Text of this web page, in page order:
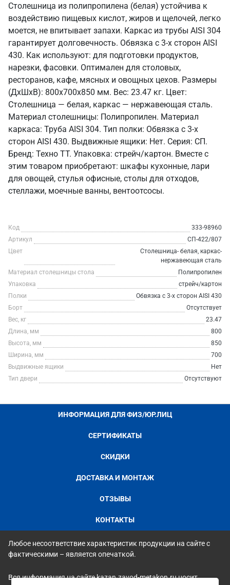
Столешница из полипропилена (белая) устойчива к
воздействию пищевых кислот, жиров и щелочей, легко
моется, не впитывает запахи. Каркас из трубы AISI 304
гарантирует долговечность. Обвязка с 3-х сторон AISI
430. Как используют: для подготовки продуктов,
нарезки, фасовки. Оптимален для столовых,
ресторанов, кафе, мясных и овощных цехов. Размеры
(ДхШхВ): 800x700x850 мм. Вес: 23.47 кг. Цвет:
Столешница — белая, каркас — нержавеющая сталь.
Материал столешницы: Полипропилен. Материал
каркаса: Труба AISI 304. Тип полки: Обвязка с 3-х
сторон AISI 430. Выдвижные ящики: Нет. Серия: СП.
Бренд: Техно ТТ. Упаковка: стрейч/картон. Вместе с
этим товаром приобретают: шкафы кухонные, лари
для овощей, стулья офисные, столы для отходов,
стеллажи, моечные ванны, вентоотсосы.
Код
333-98960
Артикул
СП-422/807
Цвет
Столешница- белая, каркас-
нержавеющая сталь
Материал столешницы стола
Полипропилен
Упаковка
стрейч/картон
Полки
Обвязка с 3-х сторон AISI 430
Борт
Отсутствует
Вес, кг
23.47
Длина, мм
800
Высота, мм
850
Ширина, мм
700
Выдвижные ящики
Нет
Тип двери
Отсутствуют
ИНФОРМАЦИЯ ДЛЯ ФИЗ/ЮР.ЛИЦ
СЕРТИФИКАТЫ
СКИДКИ
ДОСТАВКА И МОНТАЖ
ОТЗЫВЫ
КОНТАКТЫ
Любое несоответствие характеристик продукции на сайте с
фактическими – является опечаткой.
Вся информация на сайте kazan.zavod-metakon.ru носит